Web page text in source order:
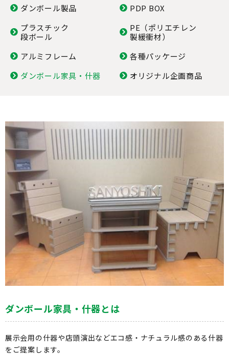
ダンボール製品
PDP BOX
プラスチック
段ボール
PE（ポリエチレン
製緩衝材）
アルミフレーム
各種パッケージ
ダンボール家具・什器
オリジナル企画商品
ダンボール家具・什器とは
展示会用の什器や店頭演出などエコ感・ナチュラル感のある什器
をご提案します。